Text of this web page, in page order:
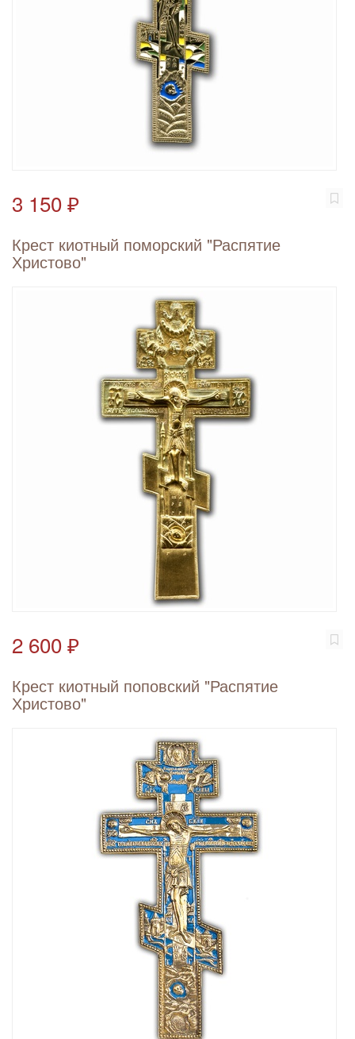
3 150 ₽
Крест киотный поморский "Распятие
Христово"
2 600 ₽
Крест киотный поповский "Распятие
Христово"